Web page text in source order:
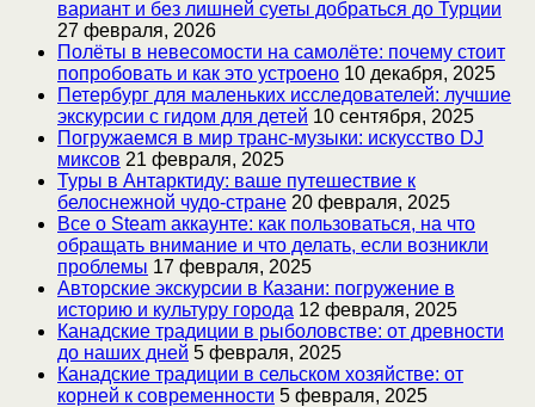
вариант и без лишней суеты добраться до Турции
27 февраля, 2026
Полёты в невесомости на самолёте: почему стоит
попробовать и как это устроено 10 декабря, 2025
Петербург для маленьких исследователей: лучшие
экскурсии с гидом для детей 10 сентября, 2025
Погружаемся в мир транс-музыки: искусство DJ
миксов 21 февраля, 2025
Туры в Антарктиду: ваше путешествие к
белоснежной чудо-стране 20 февраля, 2025
Все о Steam аккаунте: как пользоваться, на что
обращать внимание и что делать, если возникли
проблемы 17 февраля, 2025
Авторские экскурсии в Казани: погружение в
историю и культуру города 12 февраля, 2025
Канадские традиции в рыболовстве: от древности
до наших дней 5 февраля, 2025
Канадские традиции в сельском хозяйстве: от
корней к современности 5 февраля, 2025